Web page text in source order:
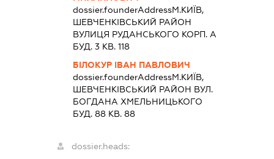
dossier.founderAddressМ.КИЇВ,
ШЕВЧЕНКІВСЬКИЙ РАЙОН
ВУЛИЦЯ РУДАНСЬКОГО КОРП. А
БУД. 3 КВ. 118
БІЛОКУР ІВАН ПАВЛОВИЧ
dossier.founderAddressМ.КИЇВ,
ШЕВЧЕНКІВСЬКИЙ РАЙОН ВУЛ.
БОГДАНА ХМЕЛЬНИЦЬКОГО
БУД. 88 КВ. 88
dossier.heads: